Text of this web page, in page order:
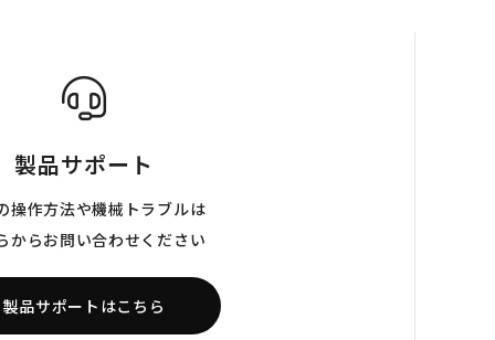
製品サポート
操作方法や機械トラブルは
からお問い合わせください
製品サポートはこちら